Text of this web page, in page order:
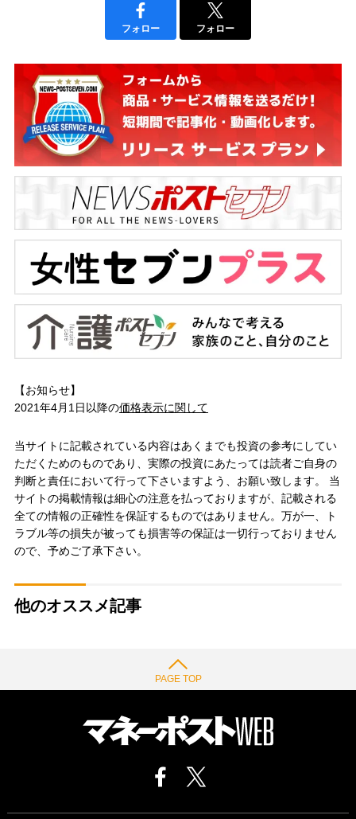
フォロー フォロー
【お知らせ】
2021年4月1日以降の価格表示に関して
当サイトに記載されている内容はあくまでも投資の参考にしてい
ただくためのものであり、実際の投資にあたっては読者ご自身の
判断と責任において行って下さいますよう、お願い致します。 当
サイトの掲載情報は細心の注意を払っておりますが、記載される
全ての情報の正確性を保証するものではありません。万が一、ト
ラブル等の損失が被っても損害等の保証は一切行っておりません
ので、予めご了承下さい。
他のオススメ記事
PAGE TOP